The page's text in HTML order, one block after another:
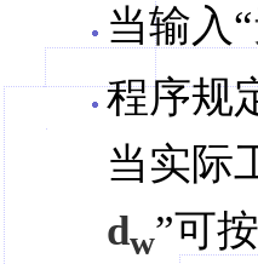
当输入“
程序规
当实际
dw”可